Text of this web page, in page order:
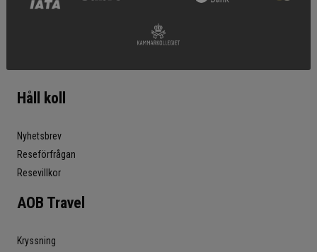
Håll koll
Nyhetsbrev
Reseförfrågan
Resevillkor
AOB Travel
Kryssning